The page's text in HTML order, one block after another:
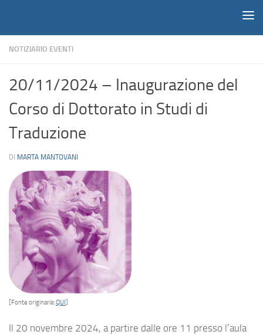
NOTIZIARIO EVENTI
20/11/2024 – Inaugurazione del
Corso di Dottorato in Studi di
Traduzione
DI MARTA MANTOVANI
[Fonte originaria:QUI
Il 20 novembre 2024, a partire dalle ore 11 presso l’aula